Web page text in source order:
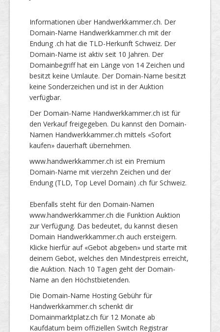
Informationen über Handwerkkammer.ch. Der
Domain-Name Handwerkkammer.ch mit der
Endung .ch hat die TLD-Herkunft Schweiz. Der
Domain-Name ist aktiv seit 10 Jahren. Der
Domainbegriff hat ein Länge von 14 Zeichen und
besitzt keine Umlaute. Der Domain-Name besitzt
keine Sonderzeichen und ist in der Auktion
verfügbar.
Der Domain-Name Handwerkkammer.ch ist für
den Verkauf freigegeben. Du kannst den Domain-
Namen Handwerkkammer.ch mittels «Sofort
kaufen» dauerhaft übernehmen.
www.handwerkkammer.ch ist ein Premium
Domain-Name mit vierzehn Zeichen und der
Endung (TLD, Top Level Domain) .ch für Schweiz.
Ebenfalls steht für den Domain-Namen
www.handwerkkammer.ch die Funktion Auktion
zur Verfügung. Das bedeutet, du kannst diesen
Domain Handwerkkammer.ch auch ersteigern.
Klicke hierfür auf «Gebot abgeben» und starte mit
deinem Gebot, welches den Mindestpreis erreicht,
die Auktion. Nach 10 Tagen geht der Domain-
Name an den Höchstbietenden.
Die Domain-Name Hosting Gebühr für
Handwerkkammer.ch schenkt dir
Domainmarktplatz.ch für 12 Monate ab
Kaufdatum beim offiziellen Switch Registrar